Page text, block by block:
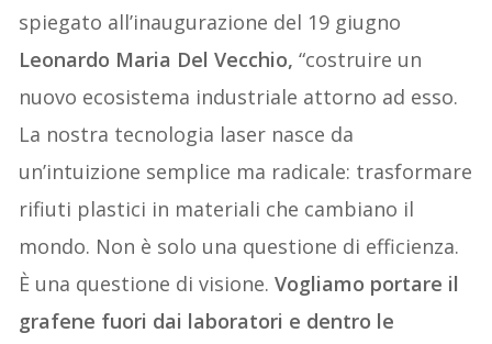
spiegato all’inaugurazione del 19 giugno
Leonardo Maria Del Vecchio, “costruire un
nuovo ecosistema industriale attorno ad esso.
La nostra tecnologia laser nasce da
un’intuizione semplice ma radicale: trasformare
rifiuti plastici in materiali che cambiano il
mondo. Non è solo una questione di efficienza.
È una questione di visione.Vogliamo portare il
grafene fuori dai laboratori e dentro le